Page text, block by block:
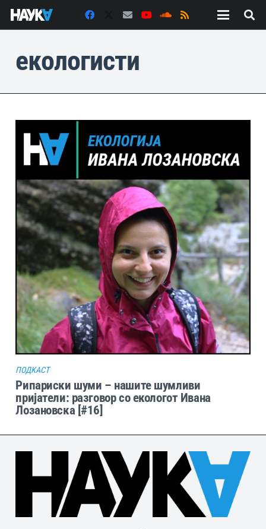
екологисти
ПОДКАСТ
Рипариски шуми – нашите шумливи
пријатели: разговор со екологот Ивана
Лозановска [#16]